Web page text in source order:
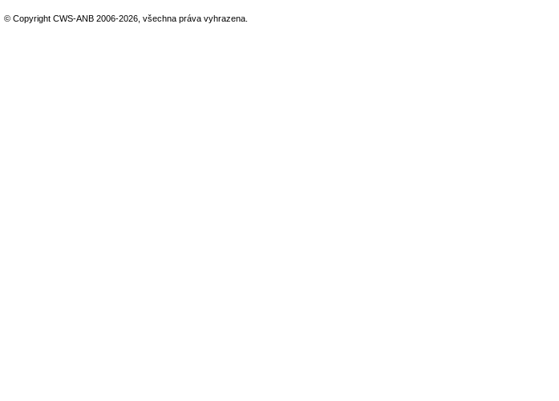
© Copyright CWS-ANB 2006-2026, všechna práva vyhrazena.